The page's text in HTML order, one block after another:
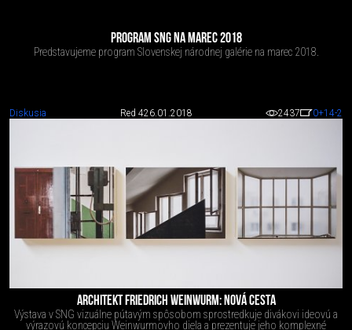
PROGRAM SNG NA MAREC 2018
Predstavujeme program Slovenskej národnej galérie na marec 2018.
Diskusia Red 426.01.2018 2437 0+14-2
ARCHITEKT FRIEDRICH WEINWURM: NOVÁ CESTA
Výstava v SNG vizuálne pútavým spôsobom sprostredkuje divákovi ideovú a
výrazovú koncepciu Weinwurmovho diela a prezentuje jeho komplexné